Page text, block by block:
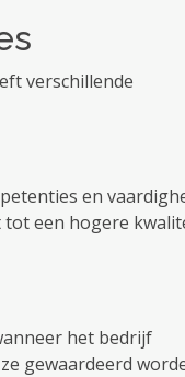
verschillende
en
een hogere
het bedrijf
gewaardeerd